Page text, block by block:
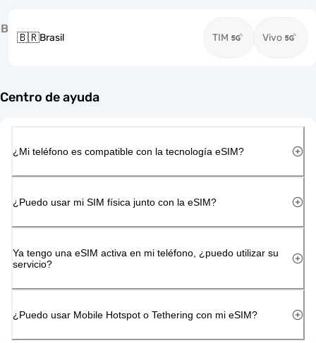
B
🇧🇷Brasil TIM Vivo
Centro de ayuda
¿Mi teléfono es compatible con la tecnología eSIM?
¿Puedo usar mi SIM física junto con la eSIM?
Ya tengo una eSIM activa en mi teléfono, ¿puedo utilizar su
servicio?
¿Puedo usar Mobile Hotspot o Tethering con mi eSIM?